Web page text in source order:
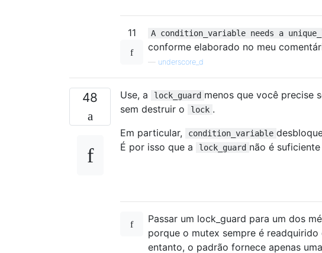
11 A condition_variable needs a
conforme elaborado no meu
underscore_d
48 Use, a lock_guard menos que você precise
sem destruir o
lock .
Em particular,
condition_variable
É por isso que a
lock_guard não é suficiente
Passar um lock_guard para um dos
porque o mutex sempre é
entanto, o padrão fornece apenas